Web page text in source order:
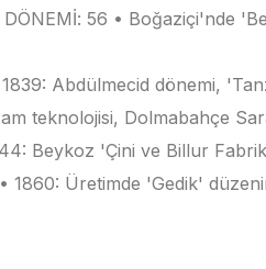
56 • Boğaziçi'nde
Abdülmecid dönemi,
teknolojisi, Dolmabahçe
Beykoz 'Çini ve Billur
Üretimde 'Gedik'